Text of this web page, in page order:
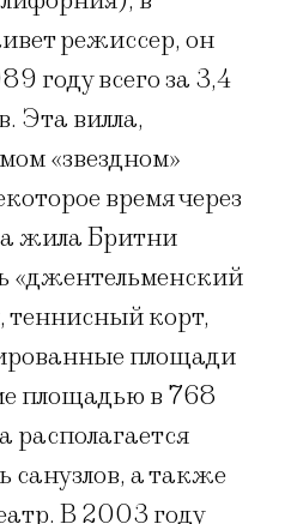
режиссер, он
году всего за 3,4
Эта вилла,
«звездном»
время через
жила Бритни
«джентельменский
теннисный корт,
площади
площадью в 768
располагается
санузлов, а также
В 2003 году